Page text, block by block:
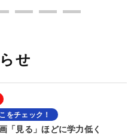
せ
をチェック！
「見る」ほどに学力低く